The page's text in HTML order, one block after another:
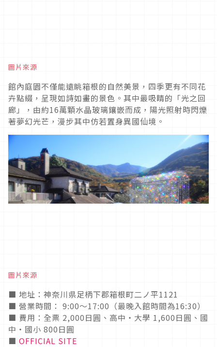
圖片來源
館內庭園不僅能遠眺箱根的自然美景，四季更有不同花
卉點綴，呈現如詩如畫的景色。其中最吸睛的「光之回
廊」，由約16萬顆水晶玻璃鑲嵌而成，陽光照射時閃爍
著夢幻光芒，漫步其中仿若置身異國仙境。
圖片來源
■ 地址：神奈川県足柄下郡箱根町二ノ平1121
■ 營業時間： 9:00〜17:00（最晚入館時間為16:30）
■ 費用：全票 2,000日圓、高中・大學 1,600日圓、國
中・國小 800日圓
■ OFFICIAL SITE